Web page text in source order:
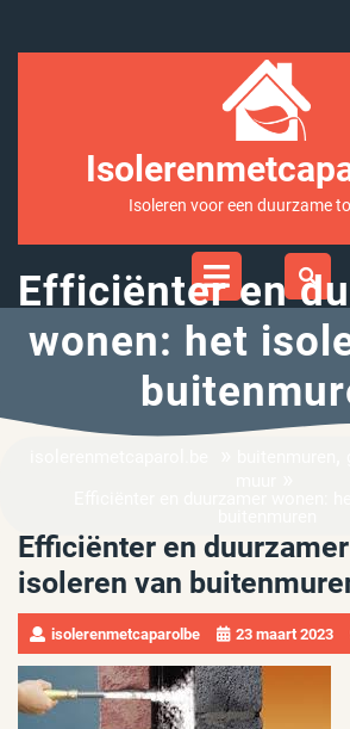
Isoleren voor een duurzame
Open
Efficiënter en
wonen: het
Efficiënter en
isoleren van
isolerenmetcaparolbe 23 maart 2023